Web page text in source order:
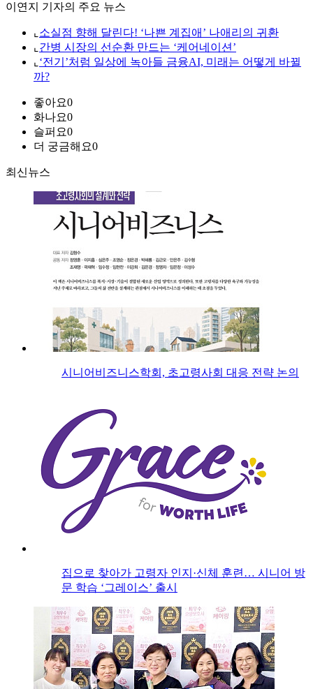
이연지 기자의 주요 뉴스
⌞ 소실점 향해 달린다! ‘나쁜 계집애’ 나애리의 귀환
⌞ 간병 시장의 선순환 만드는 ‘케어네이션’
⌞ ‘전기’처럼 일상에 녹아들 금융AI, 미래는 어떻게 바뀔
까?
좋아요0
화나요0
슬퍼요0
더 궁금해요0
최신뉴스
시니어비즈니스학회, 초고령사회 대응 전략 논의
집으로 찾아가 고령자 인지·신체 훈련… 시니어 방
문 학습 ‘그레이스’ 출시